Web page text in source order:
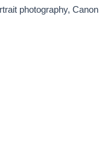
photography, Canon